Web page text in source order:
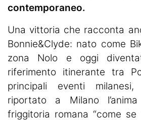
contemporaneo.
Una vittoria che racconta
Bonnie&Clyde: nato come
zona Nolo e oggi
riferimento itinerante tra
principali eventi
riportato a Milano
friggitoria romana “come se